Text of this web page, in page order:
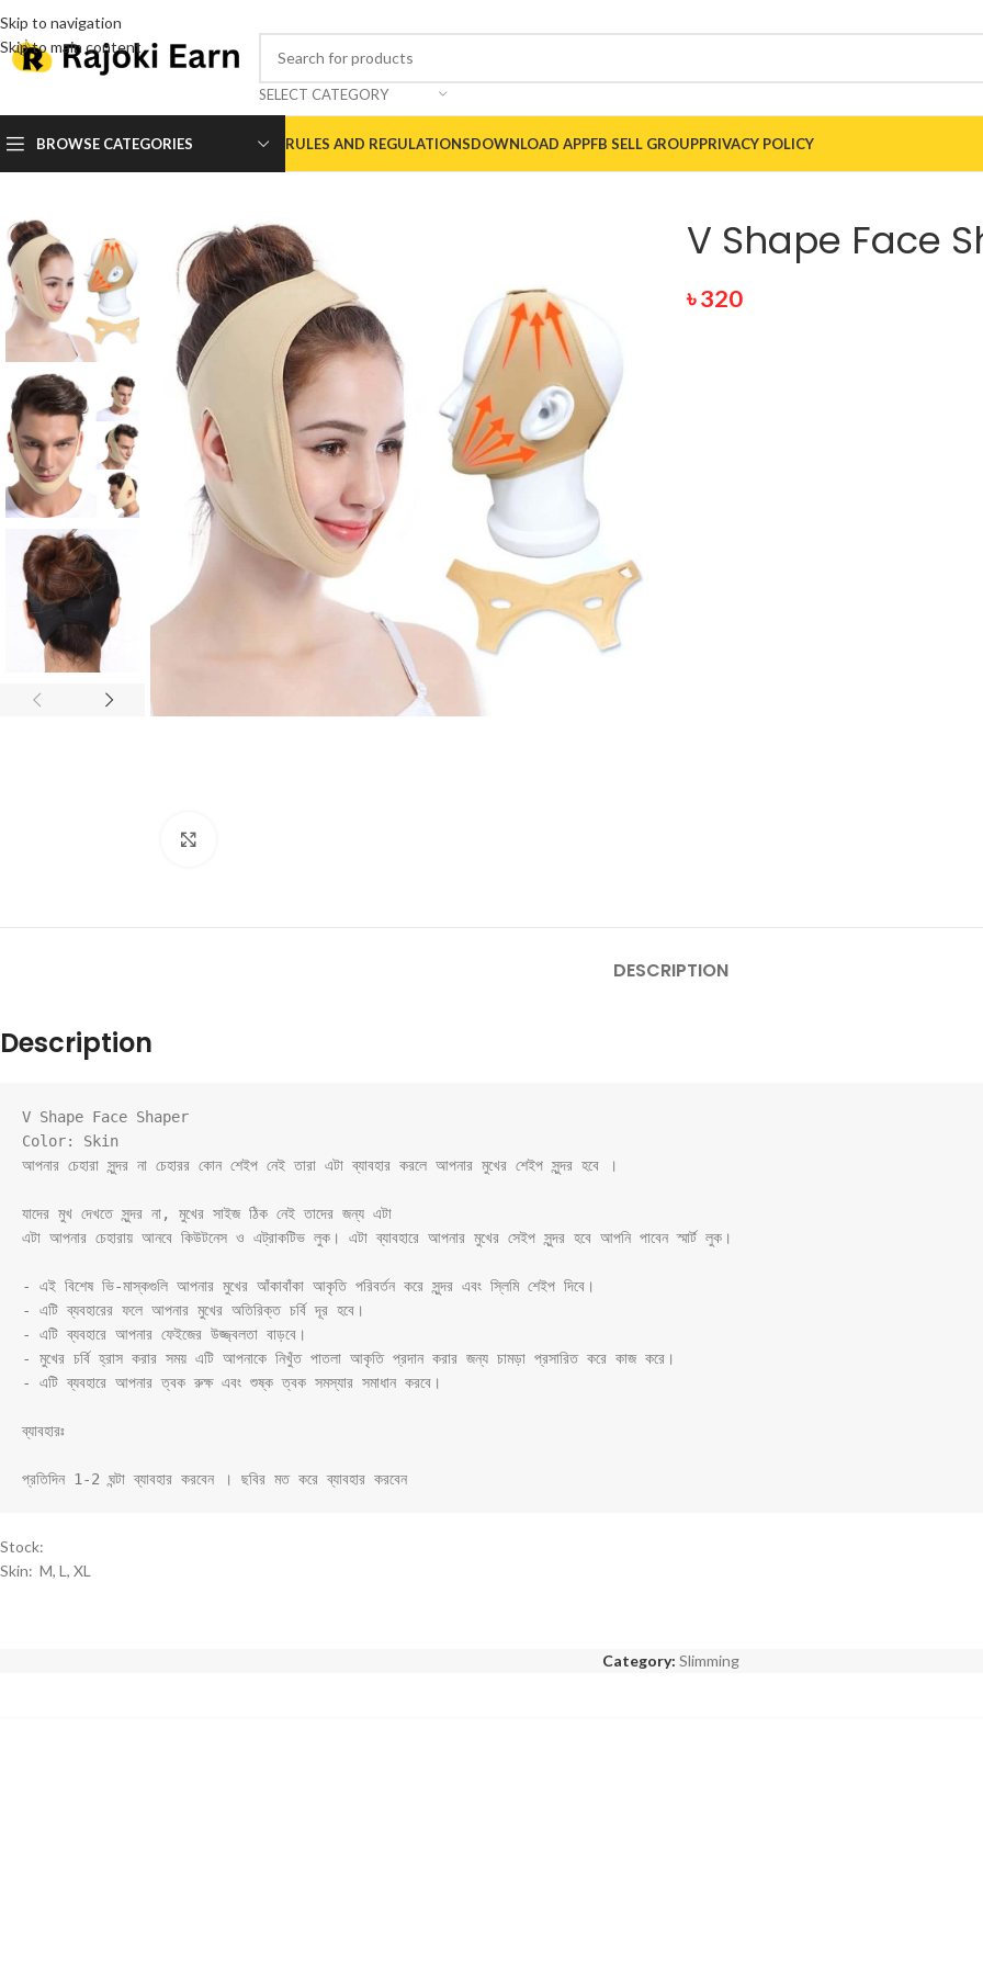
Skip to navigation
Skip to main content
SELECT CATEGORY
BROWSE CATEGORIES RULES AND REGULATIONSDOWNLOAD APPFB SELL GROUPPRIVACY POLICY
V Shape Face
৳320
DESCRIPTION
Description
V Shape Face Shaper
Color: Skin
আপনার চেহারা সুন্দর না চেহারর কোন শেইপ নেই তারা এটা ব্যাবহার করলে আপনার মুখের শেইপ সুন্দর হবে ।
যাদের মুখ দেখতে সুন্দর না, মুখের সাইজ ঠিক নেই তাদের জন্য এটা
এটা আপনার চেহারায় আনবে কিউটনেস ও এট্রাকটিভ লুক। এটা ব্যাবহারে আপনার মুখের সেইপ সুন্দর হবে আপনি পাবেন স্মার্ট লুক।
- এই বিশেষ ভি-মাস্কগুলি আপনার মুখের আঁকাবাঁকা আকৃতি পরিবর্তন করে সুন্দর এবং স্লিমি শেইপ দিবে।
- এটি ব্যবহারের ফলে আপনার মুখের অতিরিক্ত চর্বি দূর হবে।
- এটি ব্যবহারে আপনার ফেইজের উজ্জ্বলতা বাড়বে।
- মুখের চর্বি হ্রাস করার সময় এটি আপনাকে নিখুঁত পাতলা আকৃতি প্রদান করার জন্য চামড়া প্রসারিত করে কাজ করে।
- এটি ব্যবহারে আপনার ত্বক রুক্ষ এবং শুষ্ক ত্বক সমস্যার সমাধান করবে।
ব্যাবহারঃ
প্রতিদিন 1-2 ঘন্টা ব্যাবহার করবেন । ছবির মত করে ব্যাবহার করবেন
Stock:
Skin: M, L, XL
Category: Slimming